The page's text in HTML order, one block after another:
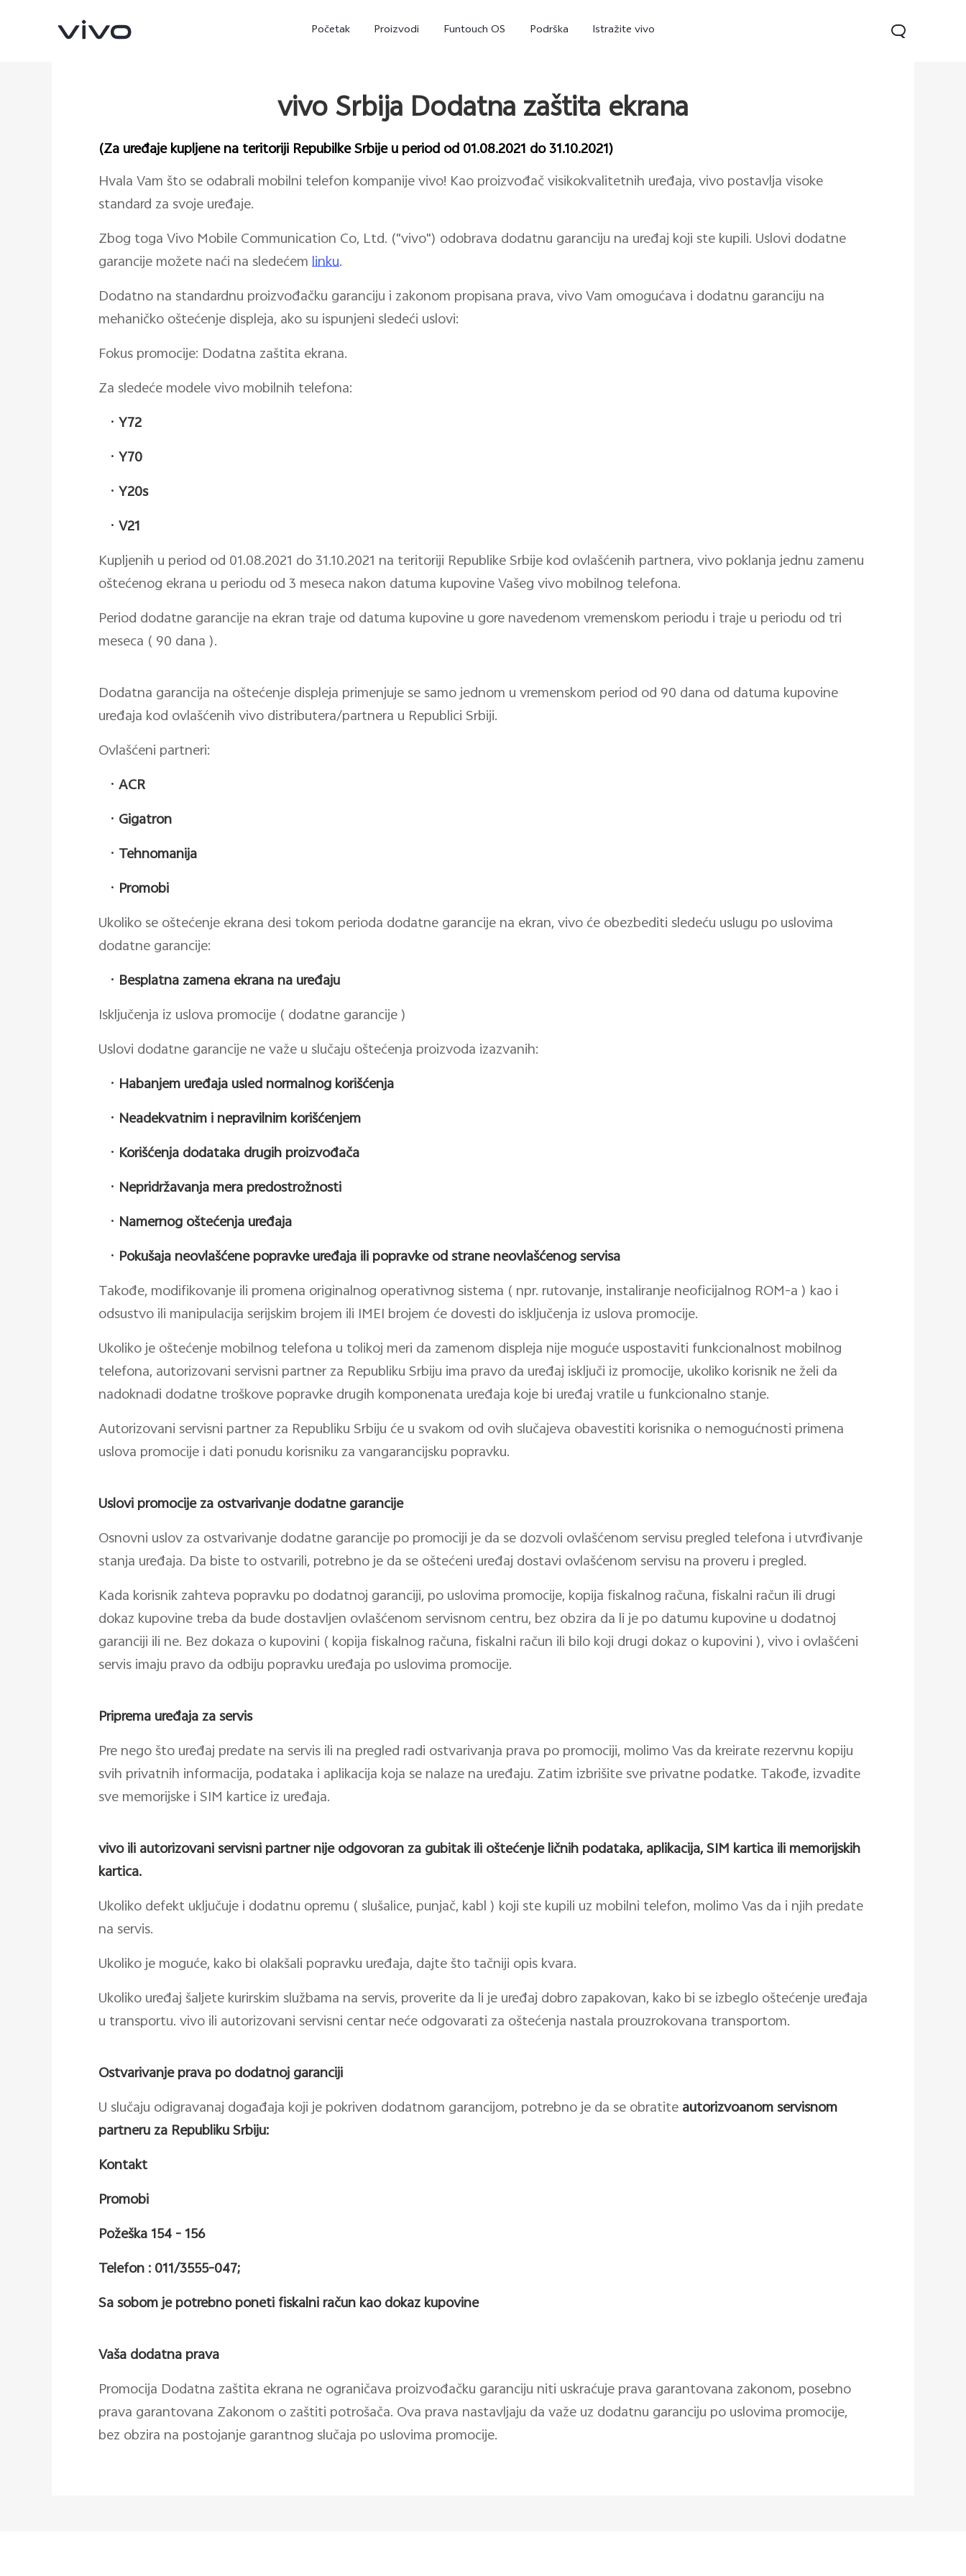
Početak Proizvodi Funtouch OS Podrška Istražite vivo
X90 Pro novo X80 Lite novo V29 Lite 5G novo Y36 novo Y22s novo Y16 novo
vivo Srbija Dodatna zaštita ekrana
(Za uređaje kupljene na teritoriji Repubilke Srbije u period od 01.08.2021 do 31.10.2021)
Hvala Vam što se odabrali mobilni telefon kompanije vivo! Kao proizvođač visikokvalitetnih uređaja, vivo postavlja visoke
standard za svoje uređaje.
Zbog toga Vivo Mobile Communication Co, Ltd. ("vivo") odobrava dodatnu garanciju na uređaj koji ste kupili. Uslovi dodatne
garancije možete naći na sledećemlinku.
Dodatno na standardnu proizvođačku garanciju i zakonom propisana prava, vivo Vam omogućava i dodatnu garanciju na
mehaničko oštećenje displeja, ako su ispunjeni sledeći uslovi:
Fokus promocije: Dodatna zaštita ekrana.
Za sledeće modele vivo mobilnih telefona:
· Y72
· Y70
· Y20s
· V21
Kupljenih u period od 01.08.2021 do 31.10.2021 na teritoriji Republike Srbije kod ovlašćenih partnera, vivo poklanja jednu zamenu
oštećenog ekrana u periodu od 3 meseca nakon datuma kupovine Vašeg vivo mobilnog telefona.
Period dodatne garancije na ekran traje od datuma kupovine u gore navedenom vremenskom periodu i traje u periodu od tri
meseca ( 90 dana ).
Dodatna garancija na oštećenje displeja primenjuje se samo jednom u vremenskom period od 90 dana od datuma kupovine
uređaja kod ovlašćenih vivo distributera/partnera u Republici Srbiji.
Ovlašćeni partneri:
· ACR
· Gigatron
· Tehnomanija
· Promobi
Ukoliko se oštećenje ekrana desi tokom perioda dodatne garancije na ekran, vivo će obezbediti sledeću uslugu po uslovima
dodatne garancije:
· Besplatna zamena ekrana na uređaju
Isključenja iz uslova promocije ( dodatne garancije )
Uslovi dodatne garancije ne važe u slučaju oštećenja proizvoda izazvanih:
· Habanjem uređaja usled normalnog korišćenja
· Neadekvatnim i nepravilnim korišćenjem
· Korišćenja dodataka drugih proizvođača
· Nepridržavanja mera predostrožnosti
· Namernog oštećenja uređaja
· Pokušaja neovlašćene popravke uređaja ili popravke od strane neovlašćenog servisa
Takođe, modifikovanje ili promena originalnog operativnog sistema ( npr. rutovanje, instaliranje neoficijalnog ROM-a ) kao i
odsustvo ili manipulacija serijskim brojem ili IMEI brojem će dovesti do isključenja iz uslova promocije.
Ukoliko je oštećenje mobilnog telefona u tolikoj meri da zamenom displeja nije moguće uspostaviti funkcionalnost mobilnog
telefona, autorizovani servisni partner za Republiku Srbiju ima pravo da uređaj isključi iz promocije, ukoliko korisnik ne želi da
nadoknadi dodatne troškove popravke drugih komponenata uređaja koje bi uređaj vratile u funkcionalno stanje.
Autorizovani servisni partner za Republiku Srbiju će u svakom od ovih slučajeva obavestiti korisnika o nemogućnosti primena
uslova promocije i dati ponudu korisniku za vangarancijsku popravku.
Uslovi promocije za ostvarivanje dodatne garancije
Osnovni uslov za ostvarivanje dodatne garancije po promociji je da se dozvoli ovlašćenom servisu pregled telefona i utvrđivanje
stanja uređaja. Da biste to ostvarili, potrebno je da se oštećeni uređaj dostavi ovlašćenom servisu na proveru i pregled.
Kada korisnik zahteva popravku po dodatnoj garanciji, po uslovima promocije, kopija fiskalnog računa, fiskalni račun ili drugi
dokaz kupovine treba da bude dostavljen ovlašćenom servisnom centru, bez obzira da li je po datumu kupovine u dodatnoj
garanciji ili ne. Bez dokaza o kupovini ( kopija fiskalnog računa, fiskalni račun ili bilo koji drugi dokaz o kupovini ), vivo i ovlašćeni
servis imaju pravo da odbiju popravku uređaja po uslovima promocije.
Priprema uređaja za servis
Pre nego što uređaj predate na servis ili na pregled radi ostvarivanja prava po promociji, molimo Vas da kreirate rezervnu kopiju
svih privatnih informacija, podataka i aplikacija koja se nalaze na uređaju. Zatim izbrišite sve privatne podatke. Takođe, izvadite
sve memorijske i SIM kartice iz uređaja.
vivo ili autorizovani servisni partner nije odgovoran za gubitak ili oštećenje ličnih podataka, aplikacija, SIM kartica ili memorijskih
kartica.
Ukoliko defekt uključuje i dodatnu opremu ( slušalice, punjač, kabl ) koji ste kupili uz mobilni telefon, molimo Vas da i njih predate
na servis.
Ukoliko je moguće, kako bi olakšali popravku uređaja, dajte što tačniji opis kvara.
Ukoliko uređaj šaljete kurirskim službama na servis, proverite da li je uređaj dobro zapakovan, kako bi se izbeglo oštećenje uređaja
u transportu. vivo ili autorizovani servisni centar neće odgovarati za oštećenja nastala prouzrokovana transportom.
Ostvarivanje prava po dodatnoj garanciji
U slučaju odigravanaj događaja koji je pokriven dodatnom garancijom, potrebno je da se obratiteautorizvoanom servisnom
partneru za Republiku Srbiju:
Kontakt
Promobi
Požeška 154 - 156
Telefon : 011/3555-047;
Sa sobom je potrebno poneti fiskalni račun kao dokaz kupovine
Vaša dodatna prava
Promocija Dodatna zaštita ekrana ne ograničava proizvođačku garanciju niti uskraćuje prava garantovana zakonom, posebno
prava garantovana Zakonom o zaštiti potrošača. Ova prava nastavljaju da važe uz dodatnu garanciju po uslovima promocije,
bez obzira na postojanje garantnog slučaja po uslovima promocije.